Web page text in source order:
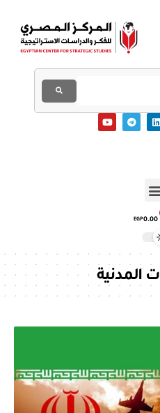
EGP
المدنية